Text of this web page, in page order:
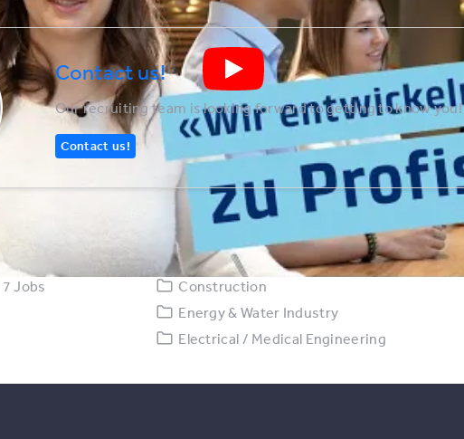
Contact us!
Our recruiting team is looking forward to getting to know you!
Contact us!
Gruppe
7 Jobs
Construction
Energy & Water Industry
Electrical / Medical Engineering